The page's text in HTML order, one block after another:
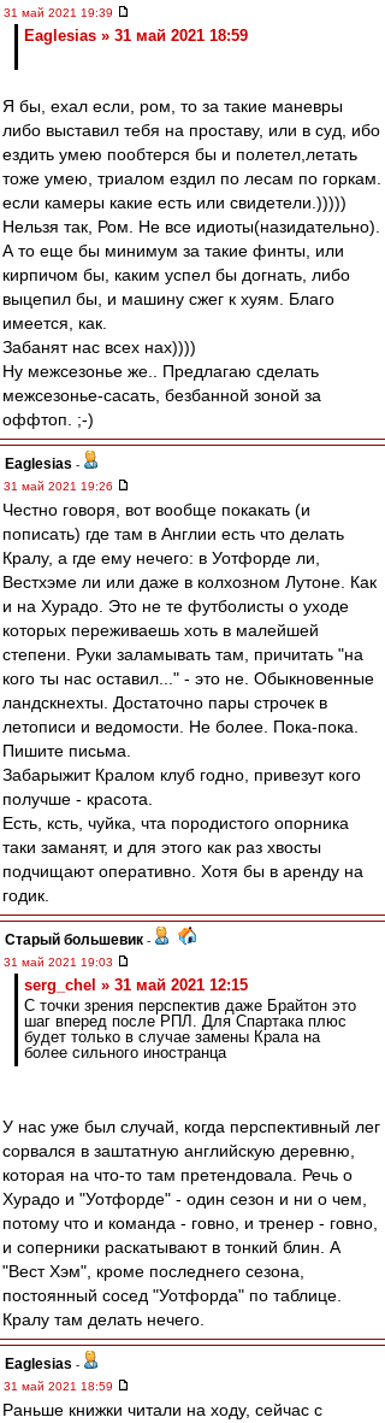
31 май 2021 19:39
Eaglesias » 31 май 2021 18:59
Я бы, ехал если, ром, то за такие маневры
либо выставил тебя на проставу, или в суд, ибо
ездить умею пообтерся бы и полетел,летать
тоже умею, триалом ездил по лесам по горкам.
если камеры какие есть или свидетели.)))))
Нельзя так, Ром. Не все идиоты(назидательно).
А то еще бы минимум за такие финты, или
кирпичом бы, каким успел бы догнать, либо
выцепил бы, и машину сжег к хуям. Благо
имеется, как.
Забанят нас всех нах))))
Ну межсезонье же.. Предлагаю сделать
межсезонье-сасать, безбанной зоной за
оффтоп. ;-)
Eaglesias -
31 май 2021 19:26
Честно говоря, вот вообще покакать (и
пописать) где там в Англии есть что делать
Кралу, а где ему нечего: в Уотфорде ли,
Вестхэме ли или даже в колхозном Лутоне. Как
и на Хурадо. Это не те футболисты о уходе
которых переживаешь хоть в малейшей
степени. Руки заламывать там, причитать "на
кого ты нас оставил..." - это не. Обыкновенные
ландскнехты. Достаточно пары строчек в
летописи и ведомости. Не более. Пока-пока.
Пишите письма.
Забарыжит Кралом клуб годно, привезут кого
получше - красота.
Есть, ксть, чуйка, чта породистого опорника
таки заманят, и для этого как раз хвосты
подчищают оперативно. Хотя бы в аренду на
годик.
Старый большевик -
31 май 2021 19:03
serg_chel » 31 май 2021 12:15
C точки зрения перспектив даже Брайтон это
шаг вперед после РПЛ. Для Спартака плюс
будет только в случае замены Крала на
более сильного иностранца
У нас уже был случай, когда перспективный лег
сорвался в заштатную английскую деревню,
которая на что-то там претендовала. Речь о
Хурадо и "Уотфорде" - один сезон и ни о чем,
потому что и команда - говно, и тренер - говно,
и соперники раскатывают в тонкий блин. А
"Вест Хэм", кроме последнего сезона,
постоянный сосед "Уотфорда" по таблице.
Кралу там делать нечего.
Eaglesias -
31 май 2021 18:59
Раньше книжки читали на ходу, сейчас с